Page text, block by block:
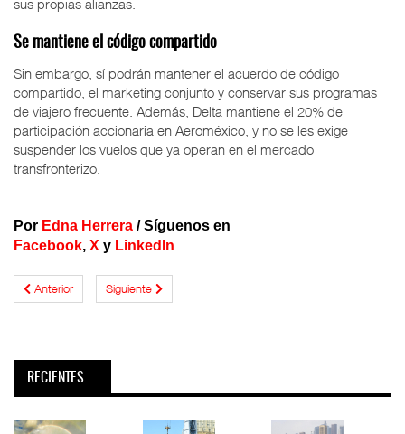
sus propias alianzas.
Se mantiene el código compartido
Sin embargo, sí podrán mantener el acuerdo de código
compartido, el marketing conjunto y conservar sus programas
de viajero frecuente. Además, Delta mantiene el 20% de
participación accionaria en Aeroméxico, y no se les exige
suspender los vuelos que ya operan en el mercado
transfronterizo.
Por Edna Herrera /Síguenos en
Facebook, X y LinkedIn
Anterior Siguiente
RECIENTES